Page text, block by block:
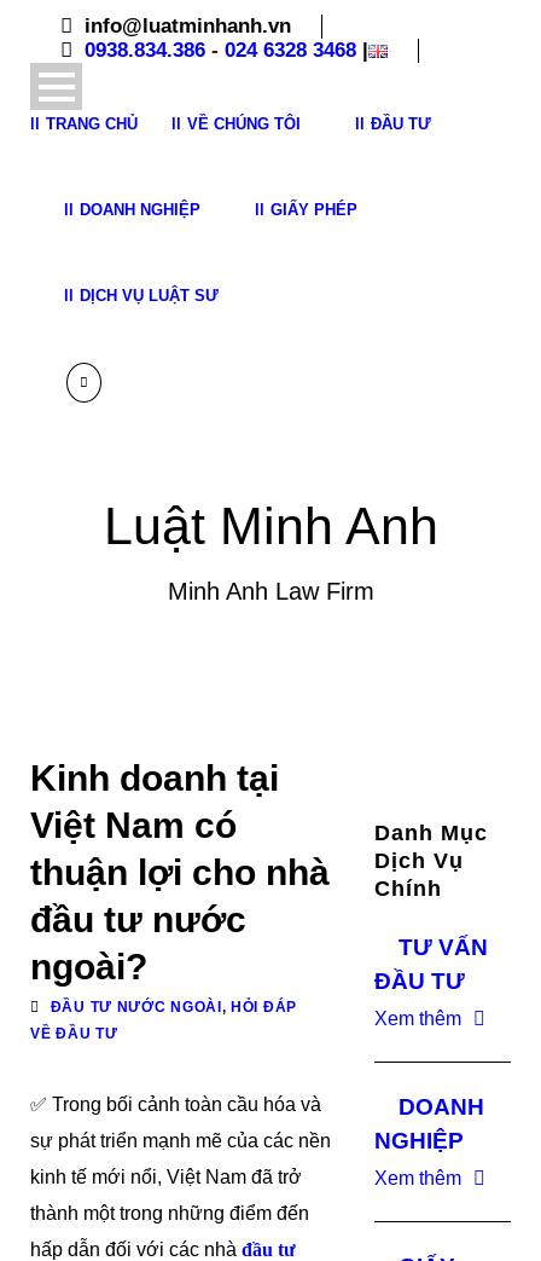
info@luatminhanh.vn
0938.834.386 - 024 6328 3468 |
TRANG CHỦ VỀ CHÚNG TÔI ĐẦU TƯ
DOANH NGHIỆP GIẤY PHÉP
DỊCH VỤ LUẬT SƯ
Luật Minh Anh
Minh Anh Law Firm
Kinh doanh tại
Việt Nam có
thuận lợi cho nhà
đầu tư nước
ngoài?
ĐẦU TƯ NƯỚC NGOÀI , HỎI ĐÁP
VỀ ĐẦU TƯ
✅ Trong bối cảnh toàn cầu hóa và
sự phát triển mạnh mẽ của các nền
kinh tế mới nổi, Việt Nam đã trở
thành một trong những điểm đến
hấp dẫn đối với các nhà đầu tư
Danh Mục
Dịch Vụ
Chính
TƯ VẤN
ĐẦU TƯ
Xem thêm
DOANH
NGHIỆP
Xem thêm